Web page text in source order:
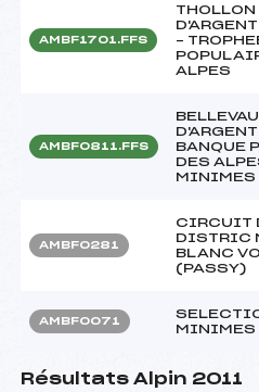
AMBF1701.FFS
THOLLON
–
ALPES
AMBF0811.FFS
BANQUE
DES
MINIMES
AMBF0281
CIRCUIT
DISTRIC
BLANC
(PASSY)
AMBF0071
MINIMES
Résultats Alpin 2011